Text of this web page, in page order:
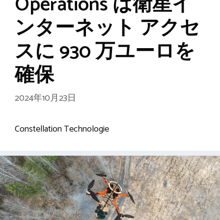
ンターネット アクセ
スに 930 万ユーロを
確保
2024年10月23日
Constellation Technologie